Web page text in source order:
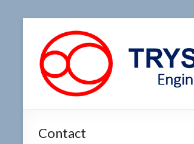
contenuTRYSKA
Engineering
Bureau
ingénierie
Contact